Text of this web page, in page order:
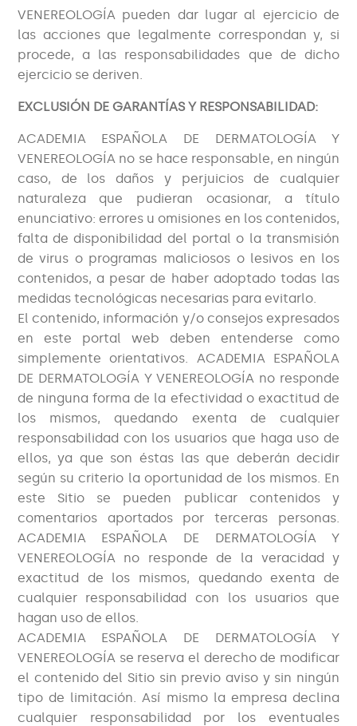
VENEREOLOGÍA pueden dar lugar al ejercicio de
las acciones que legalmente correspondan y, si
procede, a las responsabilidades que de dicho
ejercicio se deriven.
EXCLUSIÓN DE GARANTÍAS Y RESPONSABILIDAD:
ACADEMIA ESPAÑOLA DE DERMATOLOGÍA Y
VENEREOLOGÍA no se hace responsable, en ningún
caso, de los daños y perjuicios de cualquier
naturaleza que pudieran ocasionar, a título
enunciativo: errores u omisiones en los contenidos,
falta de disponibilidad del portal o la transmisión
de virus o programas maliciosos o lesivos en los
contenidos, a pesar de haber adoptado todas las
medidas tecnológicas necesarias para evitarlo.
El contenido, información y/o consejos expresados
en este portal web deben entenderse como
simplemente orientativos. ACADEMIA ESPAÑOLA
DE DERMATOLOGÍA Y VENEREOLOGÍA no responde
de ninguna forma de la efectividad o exactitud de
los mismos, quedando exenta de cualquier
responsabilidad con los usuarios que haga uso de
ellos, ya que son éstas las que deberán decidir
según su criterio la oportunidad de los mismos. En
este Sitio se pueden publicar contenidos y
comentarios aportados por terceras personas.
ACADEMIA ESPAÑOLA DE DERMATOLOGÍA Y
VENEREOLOGÍA no responde de la veracidad y
exactitud de los mismos, quedando exenta de
cualquier responsabilidad con los usuarios que
hagan uso de ellos.
ACADEMIA ESPAÑOLA DE DERMATOLOGÍA Y
VENEREOLOGÍA se reserva el derecho de modificar
el contenido del Sitio sin previo aviso y sin ningún
tipo de limitación. Así mismo la empresa declina
cualquier responsabilidad por los eventuales